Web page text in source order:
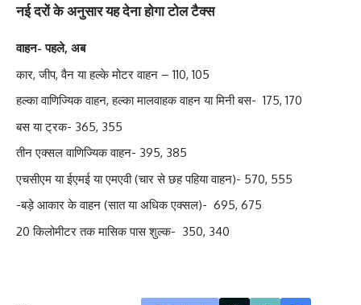
नई दरों के अनुसार यह देना होगा टोल टैक्स
वाहन- पहले, अब
कार, जीप, वैन या हल्के मोटर वाहन – 110, 105
हल्का वाणिज्यिक वाहन, हल्का मालवाहक वाहन या मिनी बस- 175, 170
बस या ट्रक- 365, 355
तीन एक्सल वाणिज्यिक वाहन- 395, 385
एचसीएम या ईएमई या एमएवी (चार से छह पहिया वाहन)- 570, 555
-बड़े आकार के वाहन (सात या अधिक एक्सल)- 695, 675
20 किलोमीटर तक मासिक पास शुल्क- 350, 340